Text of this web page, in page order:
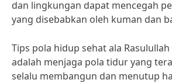
dan lingkungan dapat mencegah
yang disebabkan oleh kuman dan
Tips pola hidup sehat ala
adalah menjaga pola tidur yang
selalu membangun dan menutup